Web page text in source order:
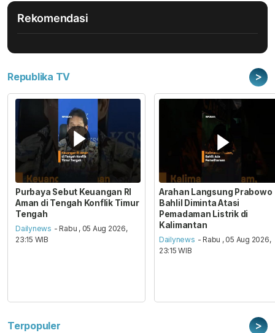
Rekomendasi
Republika TV >
Purbaya Sebut Keuangan RI
Aman di Tengah Konflik Timur
Tengah
Dailynews - Rabu , 05 Aug 2026,
23:15 WIB
Arahan Langsung Prabowo
Bahlil Diminta Atasi
Pemadaman Listrik di
Kalimantan
Dailynews - Rabu , 05 Aug 2026,
23:15 WIB
Terpopuler >